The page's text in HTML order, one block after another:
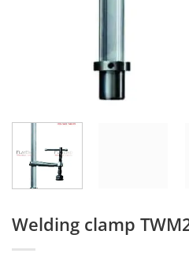
Welding clamp